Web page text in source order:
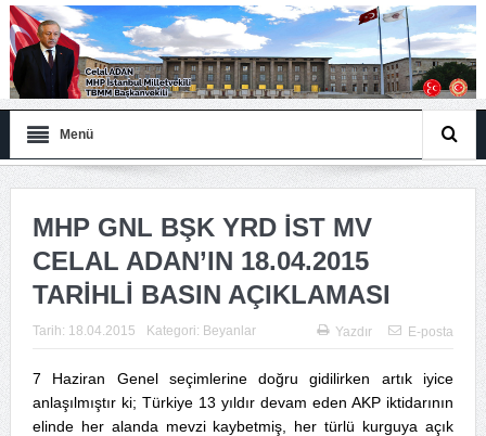
Menü
MHP GNL BŞK YRD İST MV
CELAL ADAN’IN 18.04.2015
TARİHLİ BASIN AÇIKLAMASI
Tarih: 18.04.2015 Kategori: Beyanlar Yazdır E-posta
7 Haziran Genel seçimlerine doğru gidilirken artık iyice
anlaşılmıştır ki; Türkiye 13 yıldır devam eden AKP iktidarının
elinde her alanda mevzi kaybetmiş, her türlü kurguya açık